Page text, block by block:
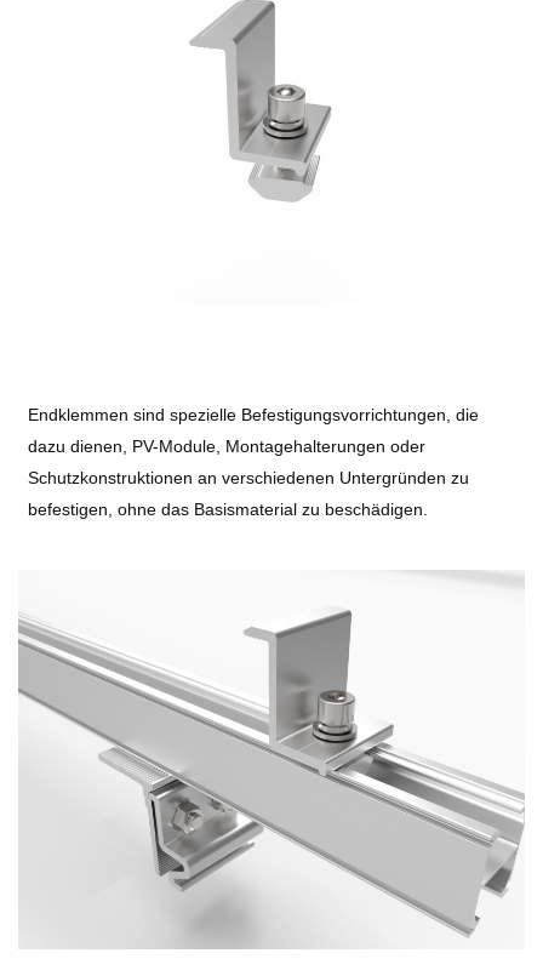
Endklemmen sind spezielle Befestigungsvorrichtungen, die
dazu dienen, PV-Module, Montagehalterungen oder
Schutzkonstruktionen an verschiedenen Untergründen zu
befestigen, ohne das Basismaterial zu beschädigen.